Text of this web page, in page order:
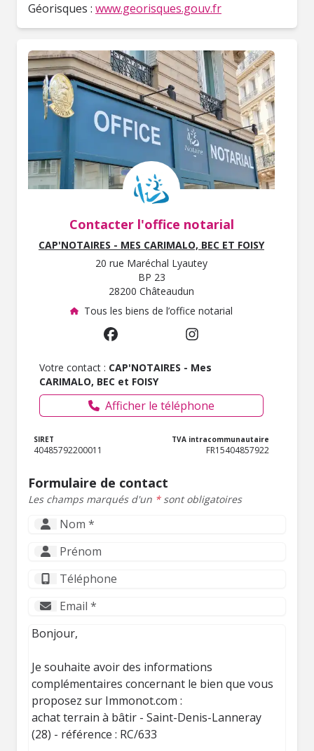
Géorisques : www.georisques.gouv.fr
Contacter l'office notarial
CAP'NOTAIRES - MES CARIMALO, BEC ET FOISY
20 rue Maréchal Lyautey
BP 23
28200 Châteaudun
Tous les biens de l’office notarial
Votre contact : CAP'NOTAIRES - Mes
CARIMALO, BEC et FOISY
Afficher le téléphone
SIRET
40485792200011
TVA intracommunautaire
FR15404857922
Formulaire de contact
Les champs marqués d'un *sont obligatoires